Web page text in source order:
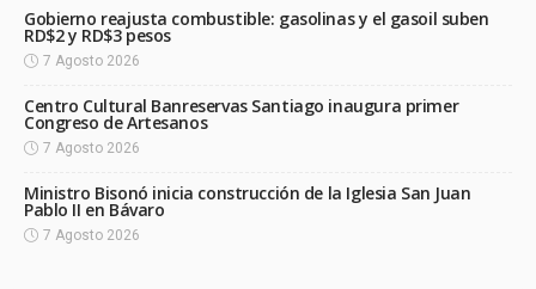
Gobierno reajusta combustible: gasolinas y el gasoil suben
RD$2 y RD$3 pesos
7 Agosto 2026
Centro Cultural Banreservas Santiago inaugura primer
Congreso de Artesanos
7 Agosto 2026
Ministro Bisonó inicia construcción de la Iglesia San Juan
Pablo II en Bávaro
7 Agosto 2026